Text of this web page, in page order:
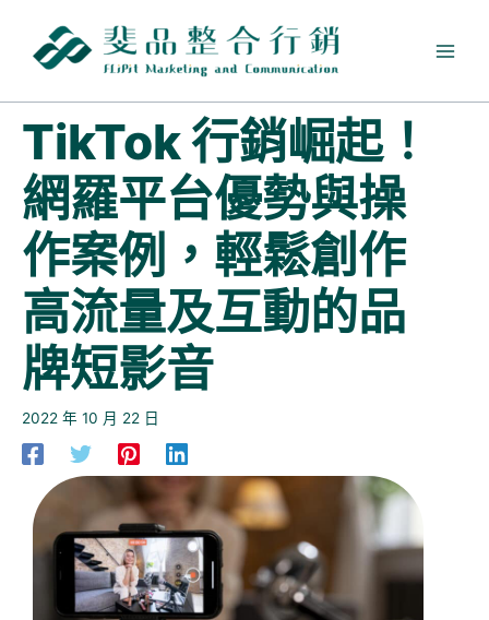
內
TikTok 行銷崛起！
網羅平台優勢與操
作案例，輕鬆創作
高流量及互動的品
牌短影音
2022 年 10 月 22 日